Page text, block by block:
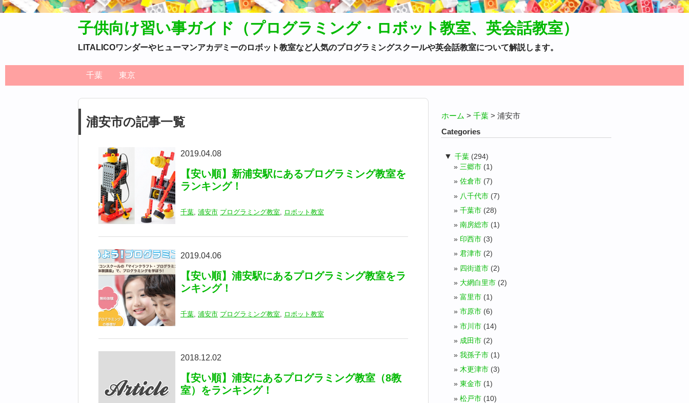
子供向け習い事ガイド（プログラミング・ロボット教室、英会話教室）
LITALICOワンダーやヒューマンアカデミーのロボット教室など人気のプログラミングスクールや英会話教室について解説します。
千葉 東京
浦安市の記事一覧
2019.04.08
【安い順】新浦安駅にあるプログラミング教室を
ランキング！
千葉, 浦安市 プログラミング教室, ロボット教室
2019.04.06
【安い順】浦安駅にあるプログラミング教室をラ
ンキング！
千葉, 浦安市 プログラミング教室, ロボット教室
2018.12.02
【安い順】浦安にあるプログラミング教室（8教
室）をランキング！
ホーム > 千葉 > 浦安市
Categories
▼ 千葉 (294)
三郷市 (1)
佐倉市 (7)
八千代市 (7)
千葉市 (28)
南房総市 (1)
印西市 (3)
君津市 (2)
四街道市 (2)
大網白里市 (2)
富里市 (1)
市原市 (6)
市川市 (14)
成田市 (2)
我孫子市 (1)
木更津市 (3)
東金市 (1)
松戸市 (10)